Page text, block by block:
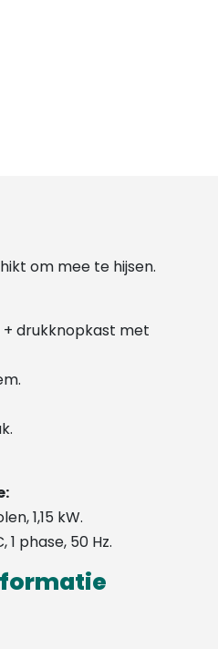
om mee te hijsen.
drukknopkast met
1,15 kW.
1 phase, 50 Hz.